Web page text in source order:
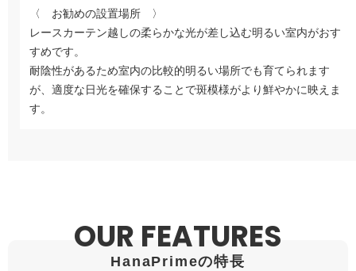
〈 お勧めの設置場所 〉
レースカーテン越しの柔らかな光が差し込む明るい室内がおす
すめです。
耐陰性があるため室内の比較的明るい場所でも育てられます
が、適度な日光を確保することで斑模様がより鮮やかに映えま
す。
OUR FEATURES
HanaPrimeの特長